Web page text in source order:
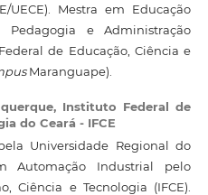
UECE). Mestra em Educação
Pedagogia e Administração
de Educação, Ciência e
Maranguape).
Instituto Federal de
do Ceará - IFCE
Universidade Regional do
Automação Industrial pelo
Ciência e Tecnologia (IFCE).